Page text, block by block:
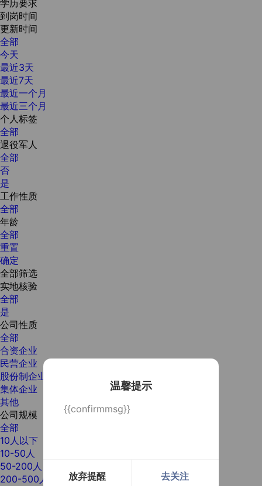
温馨提示
{{confirmmsg}}
放弃提醒 去关注
学历要求
到岗时间
更新时间
全部
今天
最近3天
最近7天
最近一个月
最近三个月
个人标签
全部
退役军人
全部
否
是
工作性质
全部
年龄
全部
重置
确定
全部筛选
实地核验
全部
是
公司性质
全部
合资企业
民营企业
股份制企业
集体企业
其他
公司规模
全部
10人以下
10-50人
50-200人
200-500人